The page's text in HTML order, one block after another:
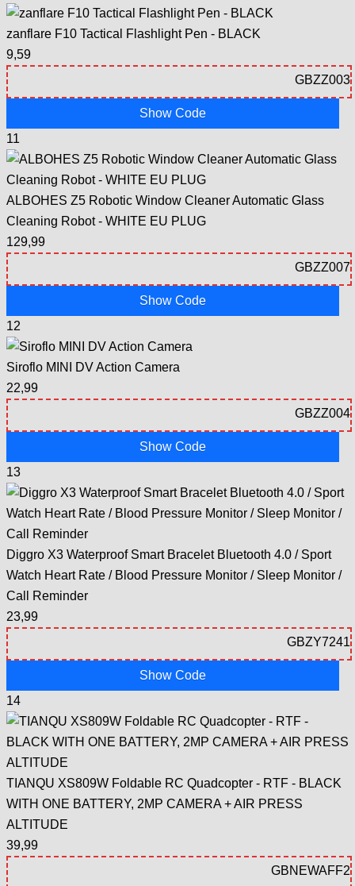
zanflare F10 Tactical Flashlight Pen - BLACK
9,59
Show Code
11
ALBOHES Z5 Robotic Window Cleaner Automatic Glass
Cleaning Robot - WHITE EU PLUG
129,99
Show Code
12
Siroflo MINI DV Action Camera
22,99
Show Code
13
Diggro X3 Waterproof Smart Bracelet Bluetooth 4.0 / Sport
Watch Heart Rate / Blood Pressure Monitor / Sleep Monitor /
Call Reminder
23,99
Show Code
14
TIANQU XS809W Foldable RC Quadcopter - RTF - BLACK
WITH ONE BATTERY, 2MP CAMERA + AIR PRESS
ALTITUDE
39,99